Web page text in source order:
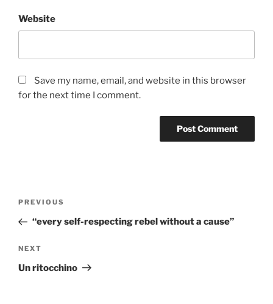
Website
Save my name, email, and website in this browser
for the next time I comment.
Previous
Post
PREVIOUS
“every self-respecting rebel without a cause”
Next
Post
NEXT
Un ritocchino